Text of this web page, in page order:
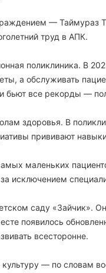
— Таймураз
труд в АПК.
поликлиника. В
а обслуживать
бьют все рекорды —
здоровья. В
прививают
маленьких
за исключением
саду «Зайчик».
появилось
всесторонне.
— по словам